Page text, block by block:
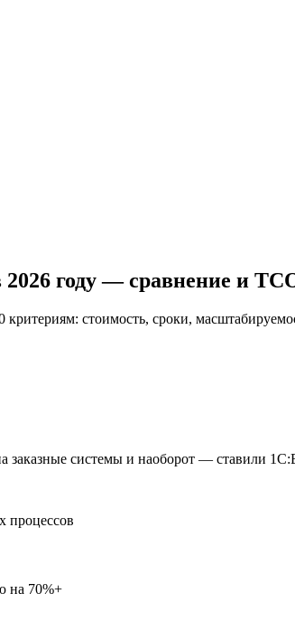
году — сравнение и
стоимость, сроки,
системы и наоборот — ставили
процессов
на 70%+